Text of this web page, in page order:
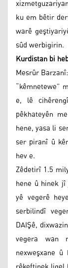
ku em bêtir
warê
sûd werbigirin.
Kurdistan bi
Mesrûr
“kêmnetewe”
e, lê
pêkhateyên
hene, yasa li
ser piranî û
hev e.
Zêdetirî 1.5
hene û hinek
yê vegerê
serbilindî
DAIŞê,
vegera wan
nexweşxane